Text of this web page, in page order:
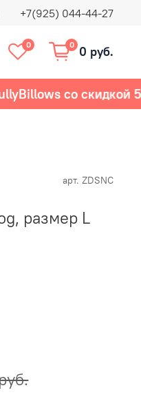
+7(925) 044-44-27
0 0 0 руб.
со скидкой 50%
арт. ZDSNC
размер L